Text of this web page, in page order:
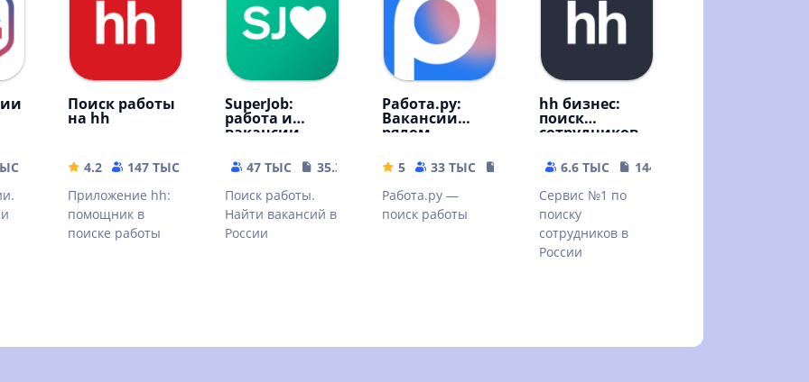
33.35 MB
Поиск работы
на hh
4.2 147 ТЫС
143.16 MB
Приложение hh:
помощник в
поиске работы
SuperJob:
работа и
вакансии
47 ТЫС
35.32 MB
Поиск работы.
Найти вакансий в
России
Работа.ру:
Вакансии
рядом
5 33 ТЫС
65.57 MB
Работа.ру —
поиск работы
hh бизнес:
поиск
сотрудников
6.6 ТЫС
144.84 MB
Сервис №1 по
поиску
сотрудников в
России